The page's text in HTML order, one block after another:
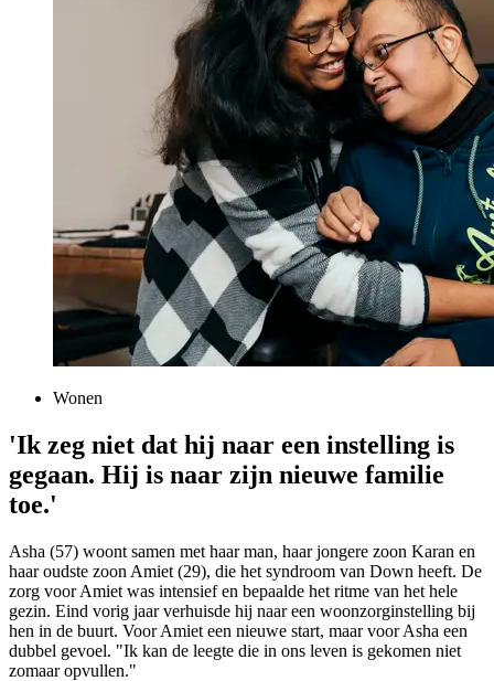
Wonen
'Ik zeg niet dat hij naar een instelling is
gegaan. Hij is naar zijn nieuwe familie
toe.'
Asha (57) woont samen met haar man, haar jongere zoon Karan en
haar oudste zoon Amiet (29), die het syndroom van Down heeft. De
zorg voor Amiet was intensief en bepaalde het ritme van het hele
gezin. Eind vorig jaar verhuisde hij naar een woonzorginstelling bij
hen in de buurt. Voor Amiet een nieuwe start, maar voor Asha een
dubbel gevoel. "Ik kan de leegte die in ons leven is gekomen niet
zomaar opvullen."